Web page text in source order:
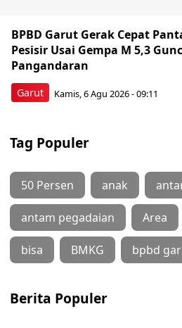
Garut
BPBD Garut Gerak Cepat
Pesisir Usai Gempa M 5,3
Pangandaran
Kamis, 6 Agu 2026 - 09:11
Tag Populer
50 Persen anak
antam pegadaian Area
bisa BMKG bpbd
Berita Populer